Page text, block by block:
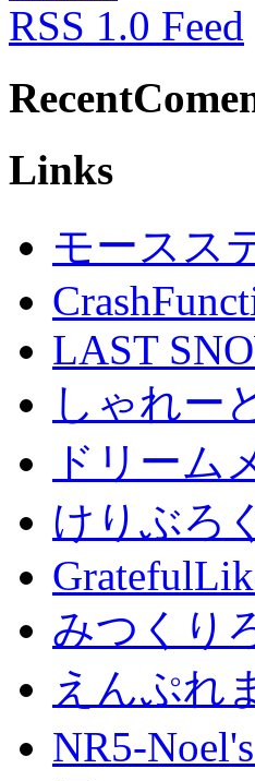
RSS 1.0 Feed
Links
モースス
LAST
しゃれー
ドリーム
けりぶろ
みつくり
えんぷれ
NR5-